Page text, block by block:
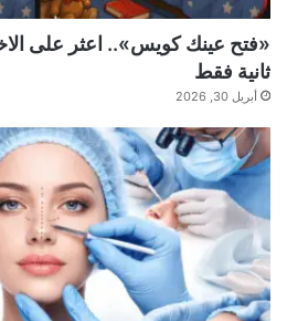
ثانية فقط
أبريل 30, 2026